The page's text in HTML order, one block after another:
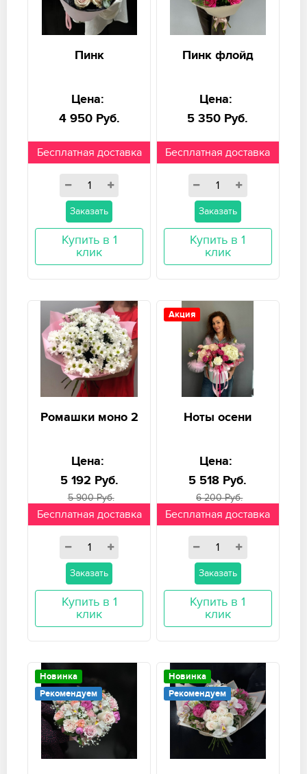
Пинк
Цена:
4 950 Руб.
Бесплатная доставка
Заказать
Купить в 1
клик
Пинк флойд
Цена:
5 350 Руб.
Бесплатная доставка
Заказать
Купить в 1
клик
Ромашки моно 2
Цена:
5 192 Руб.
5 900 Руб.
Бесплатная доставка
Заказать
Купить в 1
клик
Акция
Ноты осени
Цена:
5 518 Руб.
6 200 Руб.
Бесплатная доставка
Заказать
Купить в 1
клик
Новинка
Рекомендуем
Новинка
Рекомендуем